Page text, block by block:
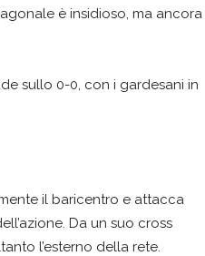
è insidioso, ma ancora
sullo 0-0, con i gardesani in
il baricentro e attacca
Da un suo cross
l’esterno della rete.